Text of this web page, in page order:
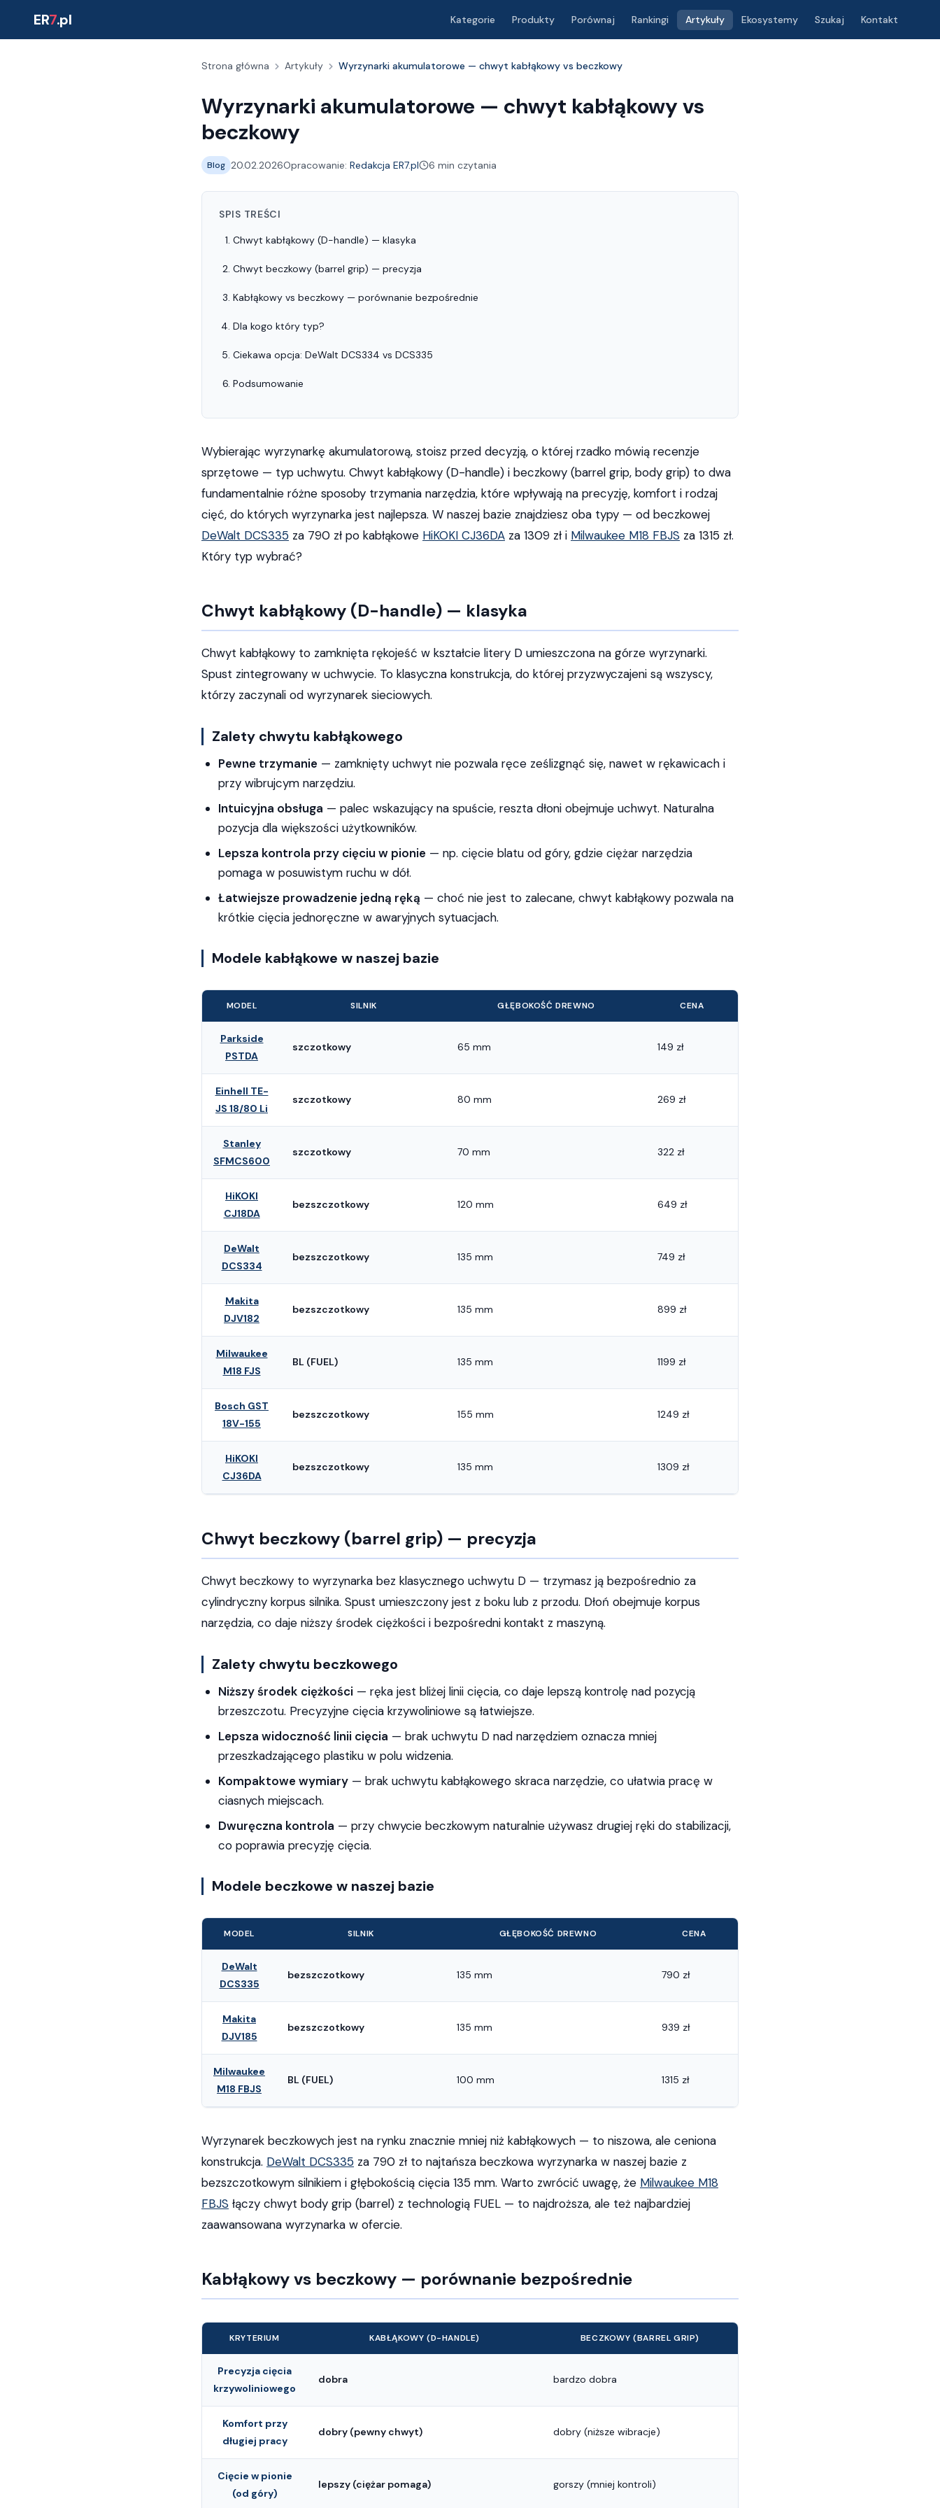
ER7.pl Kategorie Produkty Porównaj Rankingi Artykuły Ekosystemy Szukaj Kontakt
Strona główna Artykuły Wyrzynarki akumulatorowe — chwyt kabłąkowy vs beczkowy
Wyrzynarki akumulatorowe — chwyt kabłąkowy vs
beczkowy
Blog 20.02.2026Opracowanie: Redakcja ER7.pl 6 min czytania
SPIS TREŚCI
Chwyt kabłąkowy (D-handle) — klasyka
Chwyt beczkowy (barrel grip) — precyzja
Kabłąkowy vs beczkowy — porównanie bezpośrednie
Dla kogo który typ?
Ciekawa opcja: DeWalt DCS334 vs DCS335
Podsumowanie
Wybierając wyrzynarkę akumulatorową, stoisz przed decyzją, o której rzadko mówią recenzje
sprzętowe — typ uchwytu. Chwyt kabłąkowy (D-handle) i beczkowy (barrel grip, body grip) to dwa
fundamentalnie różne sposoby trzymania narzędzia, które wpływają na precyzję, komfort i rodzaj
cięć, do których wyrzynarka jest najlepsza. W naszej bazie znajdziesz oba typy — od beczkowej
DeWalt DCS335 za 790 zł po kabłąkowe HiKOKI CJ36DA za 1309 zł i Milwaukee M18 FBJS za 1315 zł.
Który typ wybrać?
Chwyt kabłąkowy (D-handle) — klasyka
Chwyt kabłąkowy to zamknięta rękojeść w kształcie litery D umieszczona na górze wyrzynarki.
Spust zintegrowany w uchwycie. To klasyczna konstrukcja, do której przyzwyczajeni są wszyscy,
którzy zaczynali od wyrzynarek sieciowych.
Zalety chwytu kabłąkowego
Pewne trzymanie — zamknięty uchwyt nie pozwala ręce ześlizgnąć się, nawet w rękawicach i
przy wibrujcym narzędziu.
Intuicyjna obsługa — palec wskazujący na spuście, reszta dłoni obejmuje uchwyt. Naturalna
pozycja dla większości użytkowników.
Lepsza kontrola przy cięciu w pionie — np. cięcie blatu od góry, gdzie ciężar narzędzia
pomaga w posuwistym ruchu w dół.
Łatwiejsze prowadzenie jedną ręką — choć nie jest to zalecane, chwyt kabłąkowy pozwala na
krótkie cięcia jednoręczne w awaryjnych sytuacjach.
Modele kabłąkowe w naszej bazie
MODEL SILNIK GŁĘBOKOŚĆ DREWNO CENA
Parkside
PSTDA
szczotkowy 65 mm 149 zł
Einhell TE-
JS 18/80 Li
szczotkowy 80 mm 269 zł
Stanley
SFMCS600
szczotkowy 70 mm 322 zł
HiKOKI
CJ18DA
bezszczotkowy 120 mm 649 zł
DeWalt
DCS334
bezszczotkowy 135 mm 749 zł
Makita
DJV182
bezszczotkowy 135 mm 899 zł
Milwaukee
M18 FJS
BL (FUEL) 135 mm 1199 zł
Bosch GST
18V-155
bezszczotkowy 155 mm 1249 zł
HiKOKI
CJ36DA
bezszczotkowy 135 mm 1309 zł
Chwyt beczkowy (barrel grip) — precyzja
Chwyt beczkowy to wyrzynarka bez klasycznego uchwytu D — trzymasz ją bezpośrednio za
cylindryczny korpus silnika. Spust umieszczony jest z boku lub z przodu. Dłoń obejmuje korpus
narzędzia, co daje niższy środek ciężkości i bezpośredni kontakt z maszyną.
Zalety chwytu beczkowego
Niższy środek ciężkości — ręka jest bliżej linii cięcia, co daje lepszą kontrolę nad pozycją
brzeszczotu. Precyzyjne cięcia krzywoliniowe są łatwiejsze.
Lepsza widoczność linii cięcia — brak uchwytu D nad narzędziem oznacza mniej
przeszkadzającego plastiku w polu widzenia.
Kompaktowe wymiary — brak uchwytu kabłąkowego skraca narzędzie, co ułatwia pracę w
ciasnych miejscach.
Dwuręczna kontrola — przy chwycie beczkowym naturalnie używasz drugiej ręki do stabilizacji,
co poprawia precyzję cięcia.
Modele beczkowe w naszej bazie
MODEL SILNIK GŁĘBOKOŚĆ DREWNO CENA
DeWalt
DCS335
bezszczotkowy 135 mm 790 zł
Makita
DJV185
bezszczotkowy 135 mm 939 zł
Milwaukee
M18 FBJS
BL (FUEL) 100 mm 1315 zł
Wyrzynarek beczkowych jest na rynku znacznie mniej niż kabłąkowych — to niszowa, ale ceniona
konstrukcja. DeWalt DCS335 za 790 zł to najtańsza beczkowa wyrzynarka w naszej bazie z
bezszczotkowym silnikiem i głębokością cięcia 135 mm. Warto zwrócić uwagę, że Milwaukee M18
FBJS łączy chwyt body grip (barrel) z technologią FUEL — to najdroższa, ale też najbardziej
zaawansowana wyrzynarka w ofercie.
Kabłąkowy vs beczkowy — porównanie bezpośrednie
KRYTERIUM KABŁĄKOWY (D-HANDLE) BECZKOWY (BARREL GRIP)
Precyzja cięcia
krzywoliniowego
dobra bardzo dobra
Komfort przy
długiej pracy
dobry (pewny chwyt) dobry (niższe wibracje)
Cięcie w pionie
(od góry)
lepszy (ciężar pomaga) gorszy (mniej kontroli)